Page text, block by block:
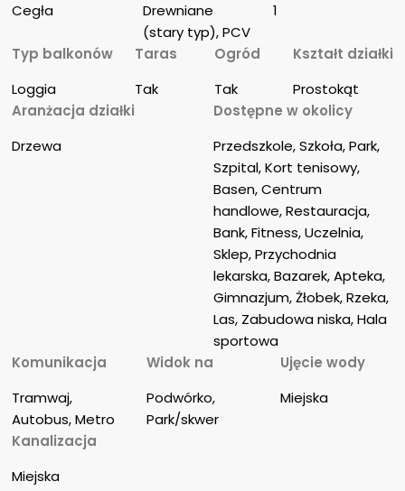
Cegła
Drewniane
(stary typ), PCV
1
Typ balkonów
Loggia
Taras
Tak
Ogród
Tak
Kształt działki
Prostokąt
Aranżacja działki
Drzewa
Dostępne w okolicy
Przedszkole, Szkoła, Park,
Szpital, Kort tenisowy,
Basen, Centrum
handlowe, Restauracja,
Bank, Fitness, Uczelnia,
Sklep, Przychodnia
lekarska, Bazarek, Apteka,
Gimnazjum, Żłobek, Rzeka,
Las, Zabudowa niska, Hala
sportowa
Komunikacja
Tramwaj,
Autobus, Metro
Widok na
Podwórko,
Park/skwer
Ujęcie wody
Miejska
Kanalizacja
Miejska